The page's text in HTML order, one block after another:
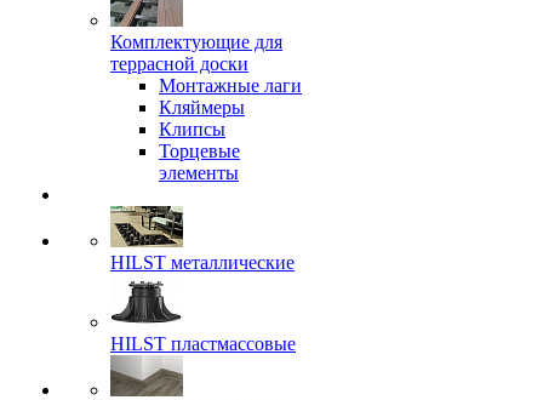
Комплектующие для
террасной доски
Монтажные лаги
Кляймеры
Клипсы
Торцевые
элементы
HILST металлические
HILST пластмассовые